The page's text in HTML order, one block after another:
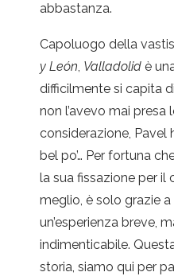
abbastanza.
Capoluogo della
y León, Valladolid è
difficilmente si capita
non l’avevo mai presa
considerazione, Pavel
bel po’… Per fortuna
la sua fissazione per il
meglio, è solo grazie
un’esperienza breve,
indimenticabile.
storia, siamo qui per